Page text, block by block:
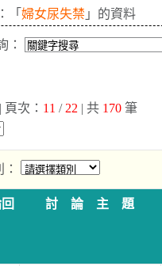
「 婦女尿失禁 」的資料
：
頁次： 11 / 22 | 共 170 筆
討 論 主 題